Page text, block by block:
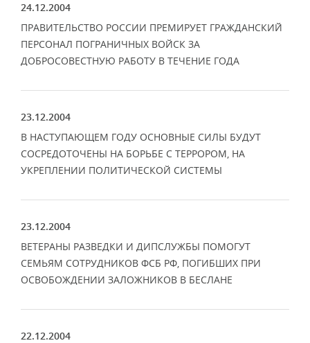
24.12.2004
ПРАВИТЕЛЬСТВО РОССИИ ПРЕМИРУЕТ ГРАЖДАНСКИЙ
ПЕРСОНАЛ ПОГРАНИЧНЫХ ВОЙСК ЗА
ДОБРОСОВЕСТНУЮ РАБОТУ В ТЕЧЕНИЕ ГОДА
23.12.2004
В НАСТУПАЮЩЕМ ГОДУ ОСНОВНЫЕ СИЛЫ БУДУТ
СОСРЕДОТОЧЕНЫ НА БОРЬБЕ С ТЕРРОРОМ, НА
УКРЕПЛЕНИИ ПОЛИТИЧЕСКОЙ СИСТЕМЫ
23.12.2004
ВЕТЕРАНЫ РАЗВЕДКИ И ДИПСЛУЖБЫ ПОМОГУТ
СЕМЬЯМ СОТРУДНИКОВ ФСБ РФ, ПОГИБШИХ ПРИ
ОСВОБОЖДЕНИИ ЗАЛОЖНИКОВ В БЕСЛАНЕ
22.12.2004